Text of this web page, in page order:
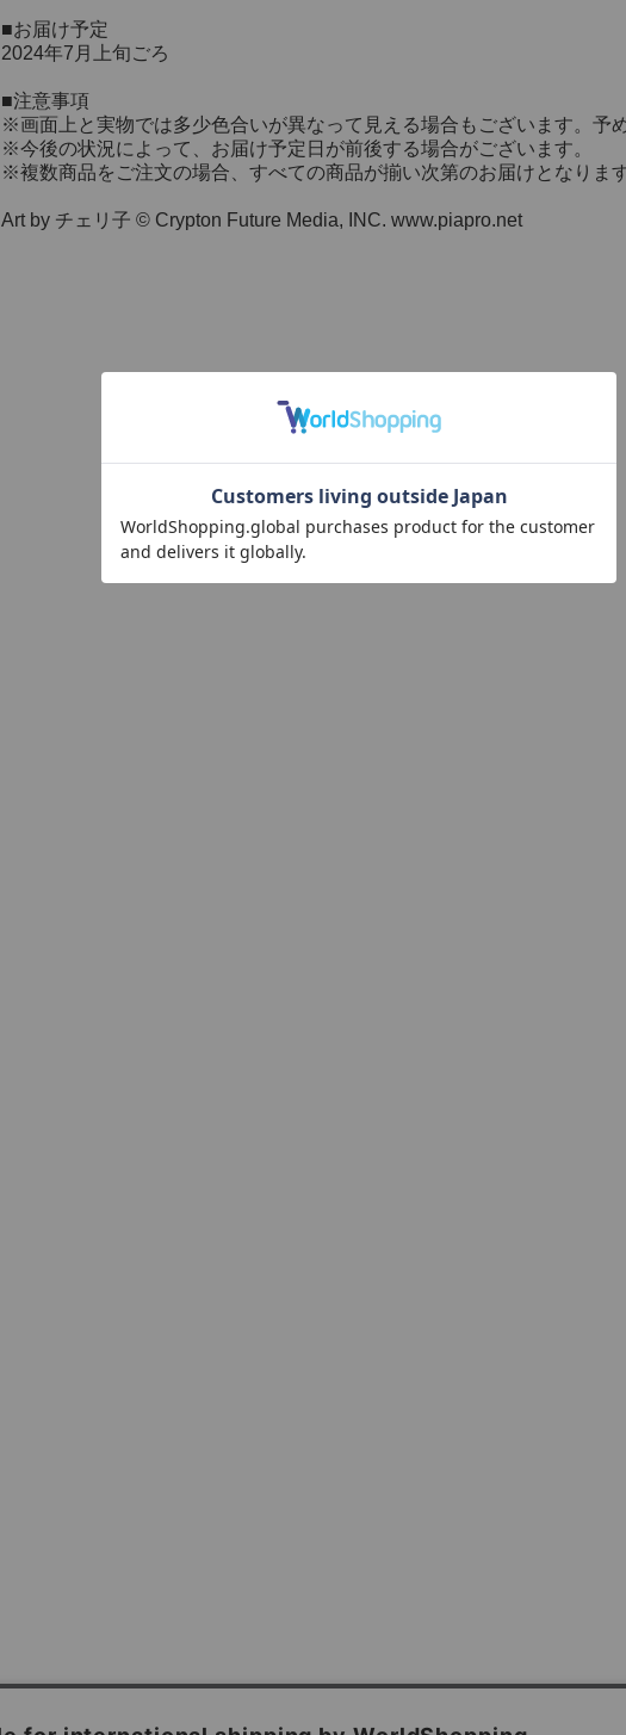
■お届け予定
2024年7月上旬ごろ
■注意事項
※画面上と実物では多少色合いが異なって見える場合もございます。予
※今後の状況によって、お届け予定日が前後する場合がございます。
※複数商品をご注文の場合、すべての商品が揃い次第のお届けとなりま
Art by チェリ子 © Crypton Future Media, INC. www.piapro.net